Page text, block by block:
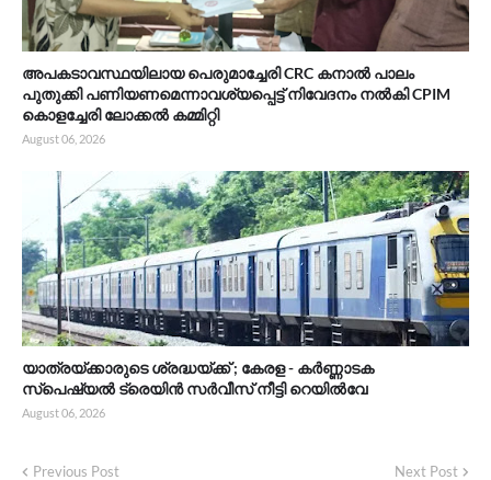
അപകടാവസ്ഥയിലായ പെരുമാച്ചേരി CRC കനാൽ പാലം
പുതുക്കി പണിയണമെന്നാവശ്യപ്പെട്ട് നിവേദനം നൽകി CPIM
കൊളച്ചേരി ലോക്കൽ കമ്മിറ്റി
August 06, 2026
യാത്രയ്‌ക്കാരുടെ ശ്രദ്ധയ്ക്ക് ; കേരള - കർണ്ണാടക
സ്പെഷ്യൽ ട്രെയിൻ സർവീസ് നീട്ടി റെയിൽവേ
August 06, 2026
Previous Post Next Post